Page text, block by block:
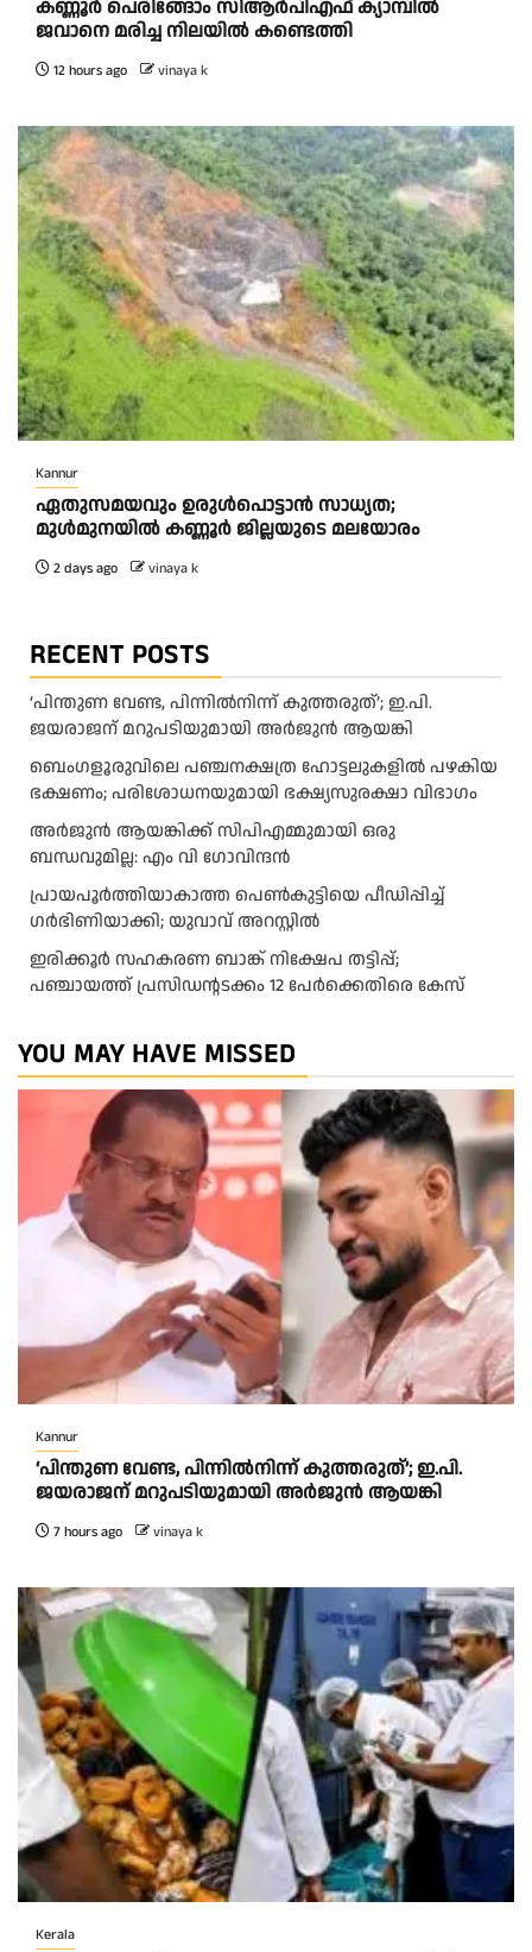
കണ്ണൂർ പെരിങ്ങോം സിആർപിഎഫ് ക്യാമ്പിൽ
ജവാനെ മരിച്ച നിലയിൽ കണ്ടെത്തി
12 hours ago vinaya k
Kannur
ഏതുസമയവും ഉരുൾപൊട്ടാൻ സാധ്യത;
മുൾമുനയിൽ കണ്ണൂർ ജില്ലയുടെ മലയോരം
2 days ago vinaya k
RECENT POSTS
‘പിന്തുണ വേണ്ട, പിന്നിൽനിന്ന് കുത്തരുത്’; ഇ.പി.
ജയരാജന് മറുപടിയുമായി അർജുൻ ആയങ്കി
ബെംഗളൂരുവിലെ പഞ്ചനക്ഷത്ര ഹോട്ടലുകളിൽ പഴകിയ
ഭക്ഷണം; പരിശോധനയുമായി ഭക്ഷ്യസുരക്ഷാ വിഭാഗം
അര്‍ജുന്‍ ആയങ്കിക്ക് സിപിഎമ്മുമായി ഒരു
ബന്ധവുമില്ല: എം വി ഗോവിന്ദന്‍
പ്രായപൂർത്തിയാകാത്ത പെൺകുട്ടിയെ പീഡിപ്പിച്ച്
ഗർഭിണിയാക്കി; യുവാവ് അറസ്റ്റിൽ
ഇരിക്കൂർ സഹകരണ ബാങ്ക് നിക്ഷേപ തട്ടിപ്പ്;
പഞ്ചായത്ത് പ്രസിഡൻ്റടക്കം 12 പേർക്കെതിരെ കേസ്
YOU MAY HAVE MISSED
Kannur
‘പിന്തുണ വേണ്ട, പിന്നിൽനിന്ന് കുത്തരുത്’; ഇ.പി.
ജയരാജന് മറുപടിയുമായി അർജുൻ ആയങ്കി
7 hours ago vinaya k
Kerala